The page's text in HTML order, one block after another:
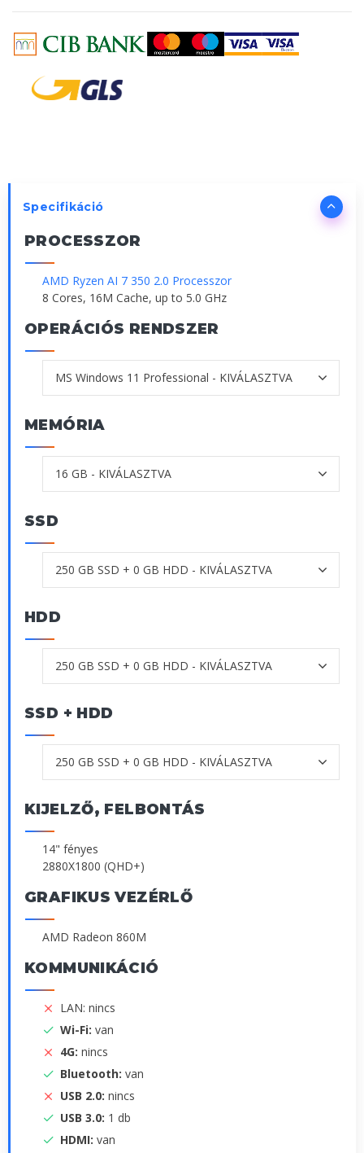
Specifikáció
PROCESSZOR
AMD Ryzen AI 7 350 2.0 Processzor
8 Cores, 16M Cache, up to 5.0 GHz
OPERÁCIÓS RENDSZER
MEMÓRIA
SSD
HDD
SSD + HDD
KIJELZŐ, FELBONTÁS
14" fényes
2880X1800 (QHD+)
GRAFIKUS VEZÉRLŐ
AMD Radeon 860M
KOMMUNIKÁCIÓ
LAN: nincs
Wi-Fi: van
4G: nincs
Bluetooth: van
USB 2.0: nincs
USB 3.0: 1 db
HDMI: van